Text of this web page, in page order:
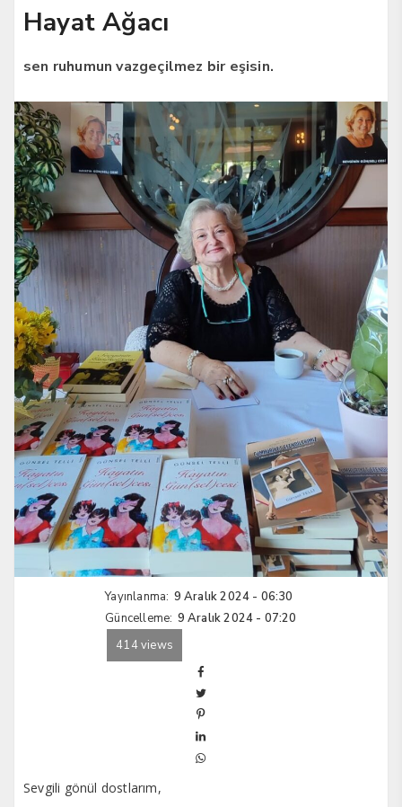
Hayat Ağacı
sen ruhumun vazgeçilmez bir eşisin.
Yayınlanma: 9 Aralık 2024 - 06:30
Güncelleme: 9 Aralık 2024 - 07:20
414 views
Sevgili gönül dostlarım,